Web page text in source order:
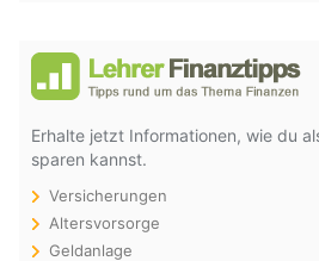
Erhalte jetzt Informationen, wie du
sparen kannst.
Versicherungen
Altersvorsorge
Geldanlage